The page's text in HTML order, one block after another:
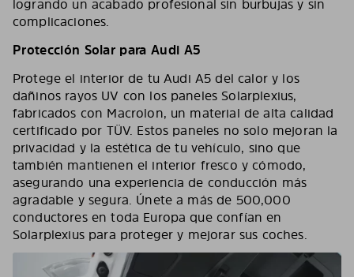
logrando un acabado profesional sin burbujas y sin
complicaciones.
Protección Solar para Audi A5
Protege el interior de tu Audi A5 del calor y los
dañinos rayos UV con los paneles Solarplexius,
fabricados con Macrolon, un material de alta calidad
certificado por TÜV. Estos paneles no solo mejoran la
privacidad y la estética de tu vehículo, sino que
también mantienen el interior fresco y cómodo,
asegurando una experiencia de conducción más
agradable y segura. Únete a más de 500,000
conductores en toda Europa que confían en
Solarplexius para proteger y mejorar sus coches.